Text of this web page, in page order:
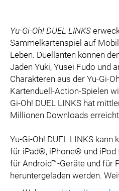
Yu-Gi-Oh! DUEL LINKS
Sammelkartenspiel auf
Leben. Duellanten können
Jaden Yuki, Yusei Fudo und
Charakteren aus der Yu-Gi-
Kartenduell-Action-Spielen
Gi-Oh! DUEL LINKS hat
Millionen Downloads
Yu-Gi-Oh! DUEL LINKS
für iPad®, iPhone® und
für Android™-Geräte und für
heruntergeladen werden.